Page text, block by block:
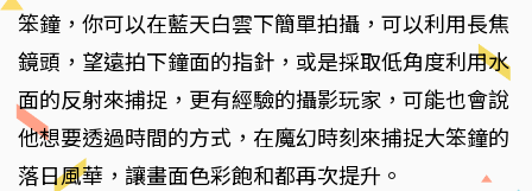
笨鐘，你可以在藍天白雲下簡單拍攝，可以利用長焦
鏡頭，望遠拍下鐘面的指針，或是採取低角度利用水
面的反射來捕捉，更有經驗的攝影玩家，可能也會說
他想要透過時間的方式，在魔幻時刻來捕捉大笨鐘的
落日風華，讓畫面色彩飽和都再次提升。